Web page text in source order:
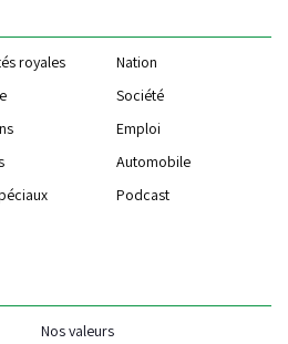
royales
Nation
Société
Emploi
Automobile
Podcast
Nos valeurs